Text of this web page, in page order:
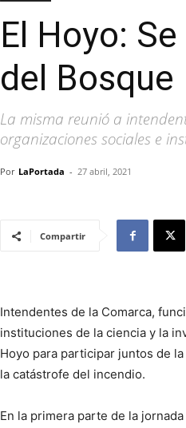
El Hoyo:
del Bosque
La misma reunió a
organizaciones sociales e
Por LaPortada - 27 abril, 2021
Compartir
Intendentes de la Comarca,
instituciones de la ciencia y la
Hoyo para participar juntos de
la catástrofe del incendio.
En la primera parte de la